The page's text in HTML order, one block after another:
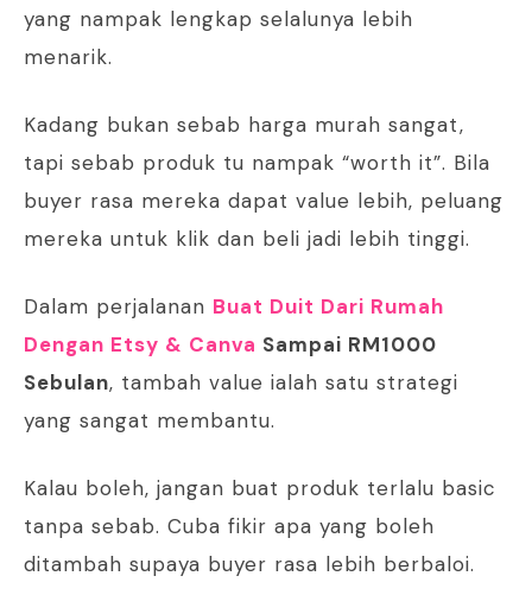
yang nampak lengkap selalunya lebih
menarik.
Kadang bukan sebab harga murah sangat,
tapi sebab produk tu nampak “worth it”. Bila
buyer rasa mereka dapat value lebih, peluang
mereka untuk klik dan beli jadi lebih tinggi.
Dalam perjalanan Buat Duit Dari Rumah
Dengan Etsy & Canva Sampai RM1000
Sebulan, tambah value ialah satu strategi
yang sangat membantu.
Kalau boleh, jangan buat produk terlalu basic
tanpa sebab. Cuba fikir apa yang boleh
ditambah supaya buyer rasa lebih berbaloi.